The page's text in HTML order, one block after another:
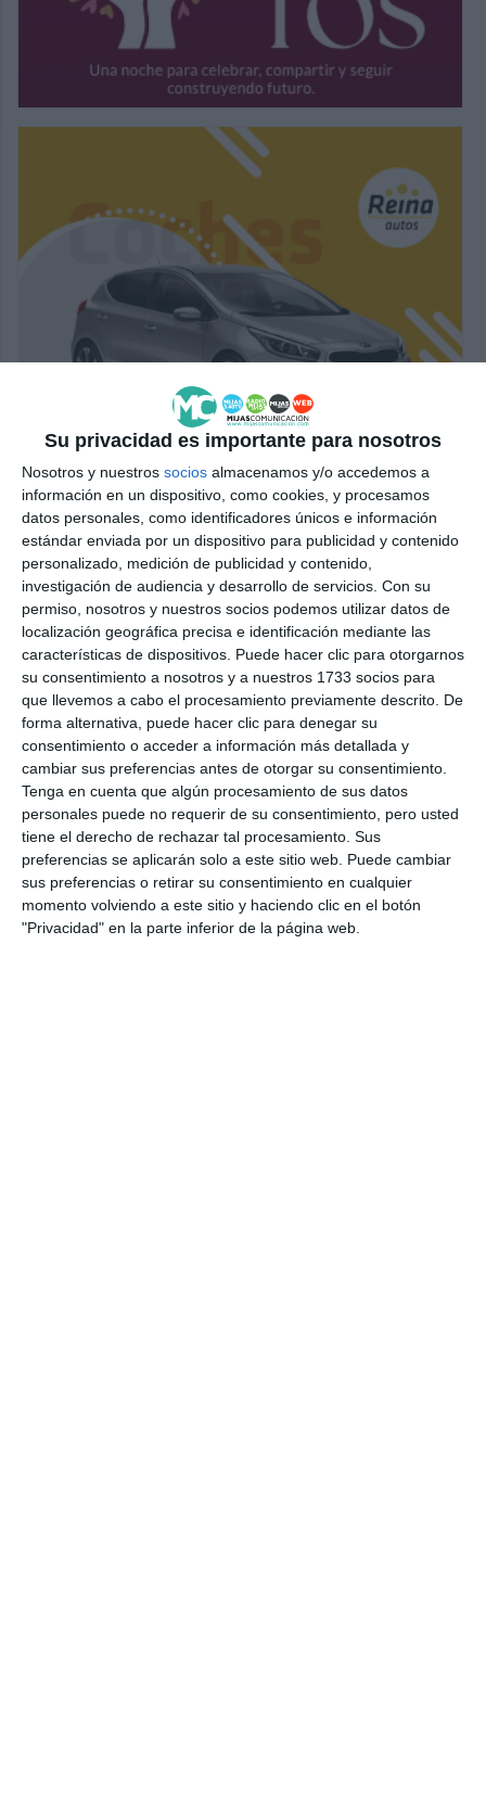
Su privacidad es importante para nosotros
Nosotros y nuestros socios almacenamos y/o accedemos a
información en un dispositivo, como cookies, y procesamos
datos personales, como identificadores únicos e información
estándar enviada por un dispositivo para publicidad y contenido
personalizado, medición de publicidad y contenido,
investigación de audiencia y desarrollo de servicios. Con su
permiso, nosotros y nuestros socios podemos utilizar datos de
localización geográfica precisa e identificación mediante las
características de dispositivos. Puede hacer clic para otorgarnos
su consentimiento a nosotros y a nuestros 1733 socios para
que llevemos a cabo el procesamiento previamente descrito. De
forma alternativa, puede hacer clic para denegar su
consentimiento o acceder a información más detallada y
cambiar sus preferencias antes de otorgar su consentimiento.
Tenga en cuenta que algún procesamiento de sus datos
personales puede no requerir de su consentimiento, pero usted
tiene el derecho de rechazar tal procesamiento. Sus
preferencias se aplicarán solo a este sitio web. Puede cambiar
sus preferencias o retirar su consentimiento en cualquier
momento volviendo a este sitio y haciendo clic en el botón
"Privacidad" en la parte inferior de la página web.